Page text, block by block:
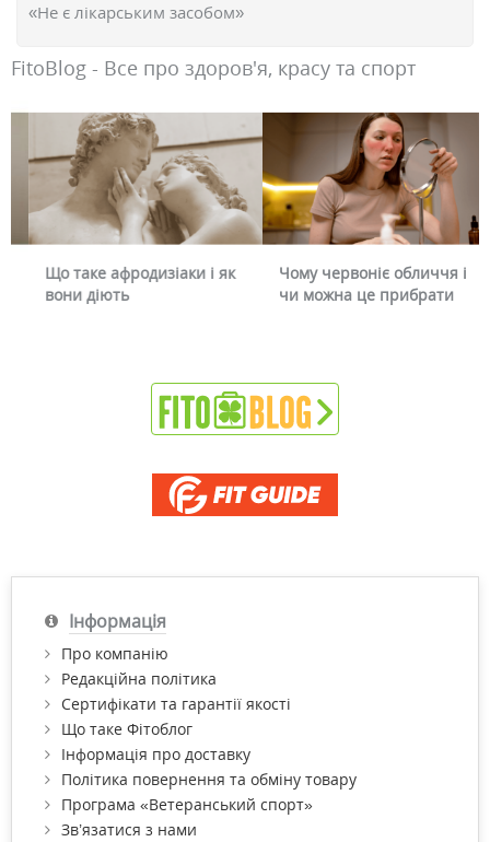
«Не є лікарським засобом»
FitoBlog - Все про здоров'я, красу та спорт
Що таке афродизіаки і як
вони діють
Чому червоніє обличчя і
чи можна це прибрати
Інформація
Про компанію
Редакційна політика
Сертифікати та гарантії якості
Що таке Фітоблог
Інформація про доставку
Політика повернення та обміну товару
Програма «Ветеранський спорт»
Зв’язатися з нами